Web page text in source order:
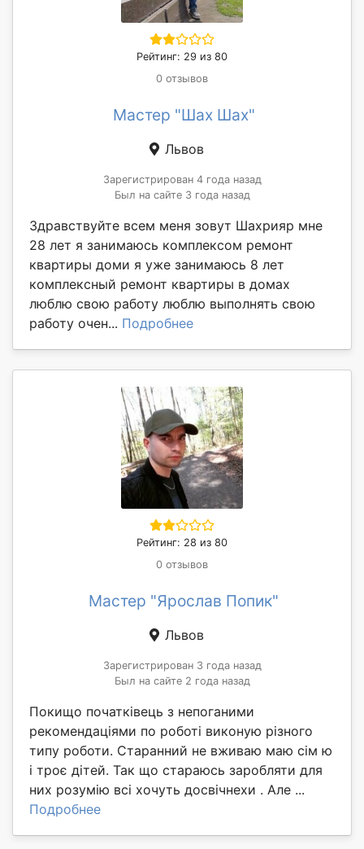
Рейтинг: 29 из 80
0 отзывов
Мастер "Шах Шах"
Львов
Зарегистрирован 4 года назад
Был на сайте 3 года назад
Здравствуйте всем меня зовут Шахрияр мне
28 лет я занимаюсь комплексом ремонт
квартиры доми я уже занимаюсь 8 лет
комплексный ремонт квартиры в домах
люблю свою работу люблю выполнять свою
работу очен... Подробнее
Рейтинг: 28 из 80
0 отзывов
Мастер "Ярослав Попик"
Львов
Зарегистрирован 3 года назад
Был на сайте 2 года назад
Покищо початківець з непоганими
рекомендаціями по роботі виконую різного
типу роботи. Старанний не вживаю маю сім ю
і троє дітей. Так що стараюсь заробляти для
них розумію всі хочуть досвічнехи . Але ...
Подробнее